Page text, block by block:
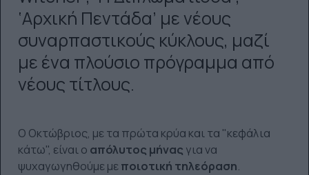
‘Αρχική Πεντάδα’ με νέους
συναρπαστικούς κύκλους, μαζί
με ένα πλούσιο πρόγραμμα από
νέους τίτλους.
Ο Οκτώβριος, με τα πρώτα κρύα και τα "κεφάλια
κάτω", είναι ο απόλυτος μήνας για να
ψυχαγωγηθούμε μεποιοτική τηλεόραση.